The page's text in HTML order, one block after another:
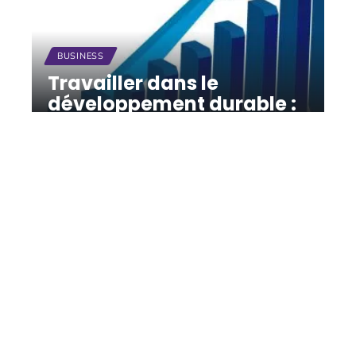
BUSINESS
Travailler dans le
développement durable :